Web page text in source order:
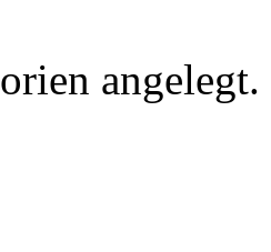
angelegt.